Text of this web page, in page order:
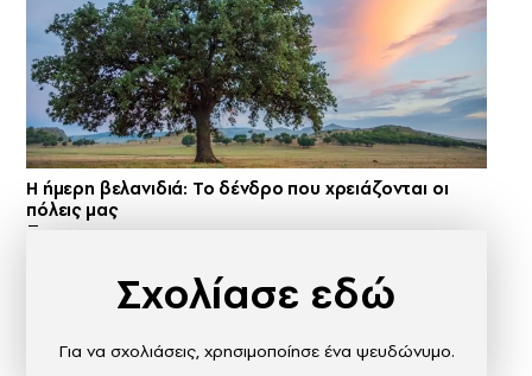
Η ήμερη βελανιδιά: Το δένδρο που χρειάζονται οι
πόλεις μας
Σχολίασε εδώ
Για να σχολιάσεις, χρησιμοποίησε ένα ψευδώνυμο.